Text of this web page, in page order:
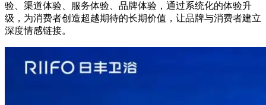
验、渠道体验、服务体验、品牌体验，通过系统化的体验升
级，为消费者创造超越期待的长期价值，让品牌与消费者建立
深度情感链接。